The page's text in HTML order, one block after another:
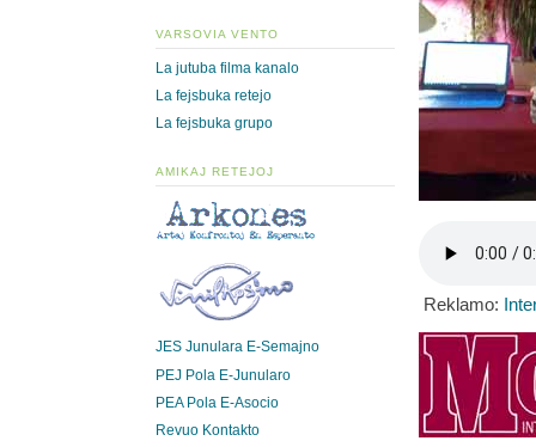
Reklamo:
VARSOVIA VENTO
La jutuba filma kanalo
La fejsbuka retejo
La fejsbuka grupo
AMIKAJ RETEJOJ
JES Junulara E-Semajno
PEJ Pola E-Junularo
PEA Pola E-Asocio
Revuo Kontakto